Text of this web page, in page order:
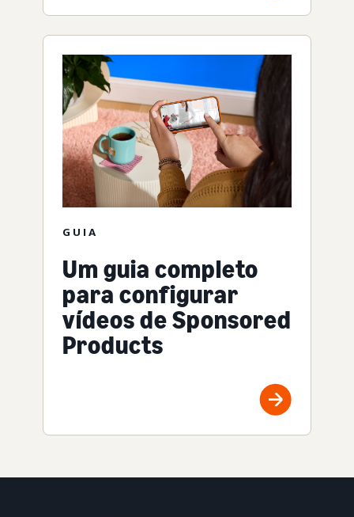
GUIA
Um guia completo
para configurar
vídeos de Sponsored
Products